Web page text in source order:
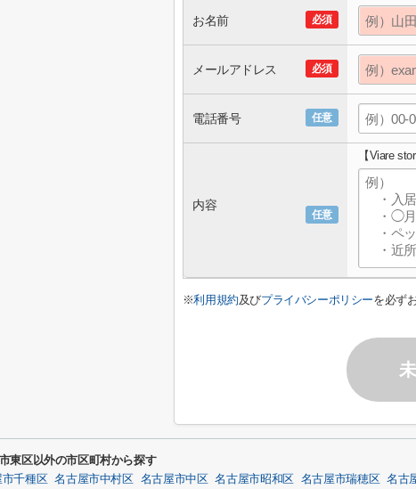
必須
お名前
必須
メールアドレス
任意
電話番号
任意
内容
【Viare
※利用規約及びプライバシーポリシーを必ず
東区以外の市区町村から探す
千種区 名古屋市中村区 名古屋市中区 名古屋市昭和区 名古屋市瑞穂区 名古